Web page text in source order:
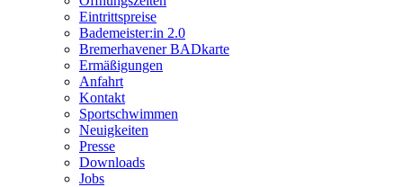
Eintrittspreise
Bademeister:in 2.0
Bremerhavener BADkarte
Ermäßigungen
Anfahrt
Kontakt
Sportschwimmen
Neuigkeiten
Presse
Downloads
Jobs